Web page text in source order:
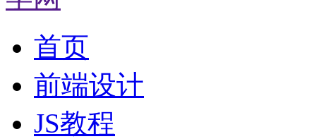
首页
前端设计
JS教程